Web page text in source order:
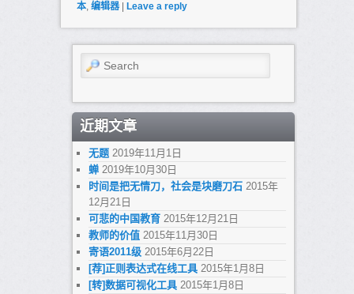
本, 编辑器 Leave a reply
Search
近期文章
无题 2019年11月1日
蝉 2019年10月30日
时间是把无情刀，社会是块磨刀石 2015年
12月21日
可悲的中国教育 2015年12月21日
教师的价值 2015年11月30日
寄语2011级 2015年6月22日
[荐]正则表达式在线工具 2015年1月8日
[转]数据可视化工具 2015年1月8日